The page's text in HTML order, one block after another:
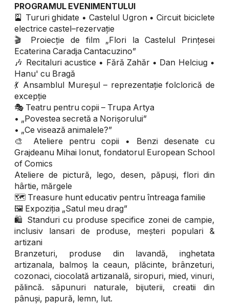
PROGRAMUL EVENIMENTULUI
🎴 Tururi ghidate • Castelul Ugron • Circuit biciclete
electrice castel–rezervație
🎬 Proiecție de film „Flori la Castelul Prințesei
Ecaterina Caradja Cantacuzino”
🎶 Recitaluri acustice • Fără Zahăr • Dan Helciug •
Hanu' cu Bragă
💃 Ansamblul Mureșul – reprezentație folclorică de
excepție
🎭 Teatru pentru copii – Trupa Artya
• „Povestea secretă a Norișorului”
• „Ce visează animalele?”
🎨 Ateliere pentru copii • Benzi desenate cu
Grajdeanu Mihai Ionut, fondatorul European School
of Comics
Ateliere de pictură, lego, desen, păpuși, flori din
hârtie, mărgele
🗺️ Treasure hunt educativ pentru întreaga familie
🖼️ Expoziția „Satul meu drag”
🛍️ Standuri cu produse specifice zonei de campie,
inclusiv lansari de produse, meșteri populari &
artizani
Branzeturi, produse din lavandă, inghetata
artizanala, balmoș la ceaun, plăcinte, brânzeturi,
cozonaci, ciocolată artizanală, siropuri, mied, vinuri,
pălincă. săpunuri naturale, bijuterii, creatii din
pânuși, papură, lemn, lut.